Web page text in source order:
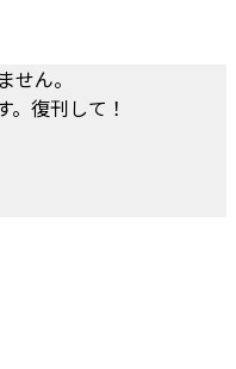
せん。
。復刊して！